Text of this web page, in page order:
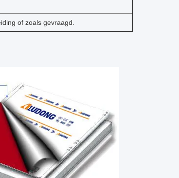
of zoals gevraagd.